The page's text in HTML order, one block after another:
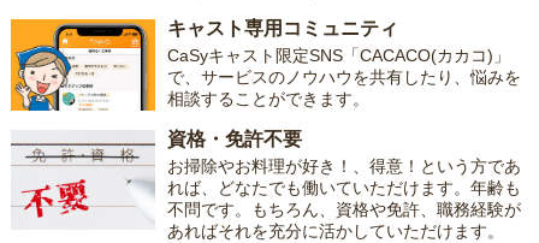
キャスト専用コミュニティ
CaSyキャスト限定SNS「CACACO(カカコ)」
で、サービスのノウハウを共有したり、悩みを
相談することができます。
資格・免許不要
お掃除やお料理が好き！、得意！という方であ
れば、どなたでも働いていただけます。年齢も
不問です。もちろん、資格や免許、職務経験が
あればそれを充分に活かしていただけます。